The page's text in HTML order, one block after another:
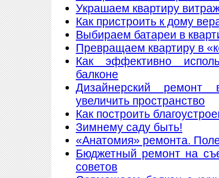
Украшаем квартиру
Как пристроить к дому
Выбираем батареи в
Превращаем квартиру в
Как эффективно
балконе
Дизайнерский
увеличить пространство
Как построить
Зимнему саду быть!
«Анатомия» ремонта.
Бюджетный ремонт на
советов